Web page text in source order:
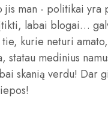
man - politikai yra
labai blogai…
kurie neturi
statau medinius
skanią verdu! Dar